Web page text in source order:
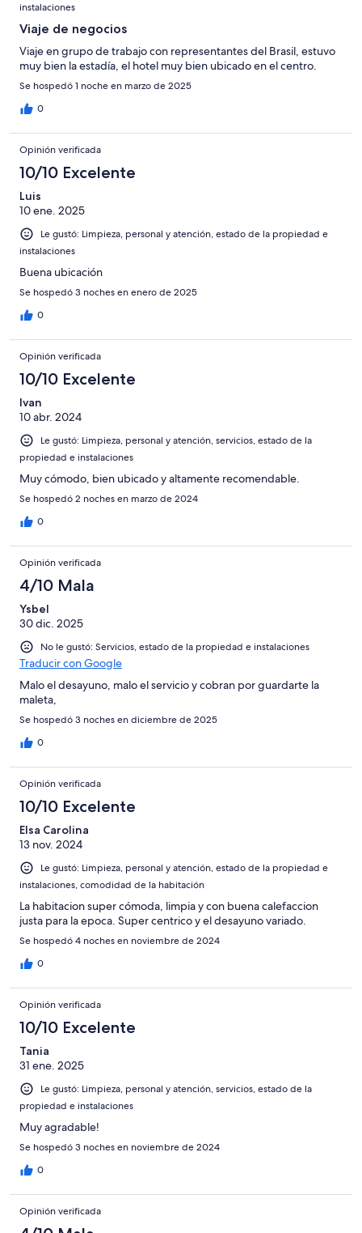
instalaciones
Viaje de negocios
Viaje en grupo de trabajo con representantes del Brasil, estuvo
muy bien la estadía, el hotel muy bien ubicado en el centro.
Se hospedó 1 noche en marzo de 2025
0
Opinión verificada
10/10 Excelente
Luis
10 ene. 2025
Le gustó: Limpieza, personal y atención, estado de la propiedad e
instalaciones
Buena ubicación
Se hospedó 3 noches en enero de 2025
0
Opinión verificada
10/10 Excelente
Ivan
10 abr. 2024
Le gustó: Limpieza, personal y atención, servicios, estado de la
propiedad e instalaciones
Muy cómodo, bien ubicado y altamente recomendable.
Se hospedó 2 noches en marzo de 2024
0
Opinión verificada
4/10 Mala
Ysbel
30 dic. 2025
No le gustó: Servicios, estado de la propiedad e instalaciones
Traducir con Google
Malo el desayuno, malo el servicio y cobran por guardarte la
maleta,
Se hospedó 3 noches en diciembre de 2025
0
Opinión verificada
10/10 Excelente
Elsa Carolina
13 nov. 2024
Le gustó: Limpieza, personal y atención, estado de la propiedad e
instalaciones, comodidad de la habitación
La habitacion super cómoda, limpia y con buena calefaccion
justa para la epoca. Super centrico y el desayuno variado.
Se hospedó 4 noches en noviembre de 2024
0
Opinión verificada
10/10 Excelente
Tania
31 ene. 2025
Le gustó: Limpieza, personal y atención, servicios, estado de la
propiedad e instalaciones
Muy agradable!
Se hospedó 3 noches en noviembre de 2024
0
Opinión verificada